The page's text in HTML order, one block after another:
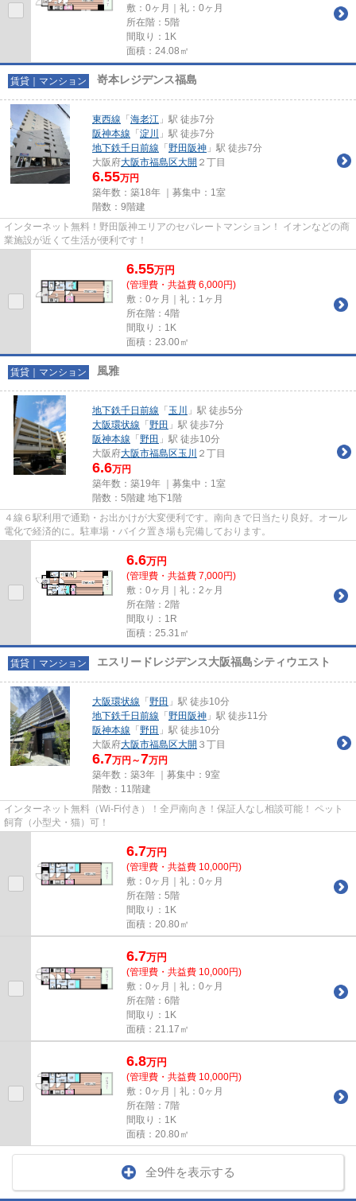
敷：0ヶ月｜礼：0ヶ月
所在階：5階
間取り：1K
面積：24.08㎡
賃貸｜マンション 嵜本レジデンス福島
東西線 「 海老江 」駅 徒歩7分
阪神本線 「 淀川
」駅 徒歩7分
地下鉄千日前線 「 野田阪神 」駅 徒歩7分
大阪府大阪市福島区大開 ２丁目
6.55万円
築年数：築18年 ｜募集中： 1室
階数：9階建
インターネット無料！野田阪神エリアのセパレートマンション！ イオンなどの商
業施設が近くて生活が便利です！
6.55万円
(管理費・共益費 6,000円)
敷：0ヶ月｜礼：1ヶ月
所在階：4階
間取り：1K
面積：23.00㎡
賃貸｜マンション 風雅
地下鉄千日前線 「 玉川
」駅 徒歩5分
大阪環状線 「 野田 」駅 徒歩7分
阪神本線 「 野田 」駅 徒歩10分
大阪府大阪市福島区玉川 ２丁目
6.6万円
築年数：築19年 ｜募集中： 1室
階数：5階建 地下1階
４線６駅利用で通勤・お出かけが大変便利です。南向きで日当たり良好。オール
電化で経済的に。駐車場・バイク置き場も完備しております。
6.6万円
(管理費・共益費 7,000円)
敷：0ヶ月｜礼：2ヶ月
所在階：2階
間取り：1R
面積：25.31㎡
賃貸｜マンション エスリードレジデンス大阪福島シティウエスト
大阪環状線 「 野田 」駅 徒歩10分
地下鉄千日前線 「 野田阪神 」駅 徒歩11分
阪神本線 「 野田 」駅 徒歩10分
大阪府大阪市福島区大開 ３丁目
6.7万円～7万円
築年数：築3年 ｜募集中： 9室
階数：11階建
インターネット無料（Wi-Fi付き）！全戸南向き！保証人なし相談可能！ ペット
飼育（小型犬・猫）可！
6.7万円
(管理費・共益費 10,000円)
敷：0ヶ月｜礼：0ヶ月
所在階：5階
間取り：1K
面積：20.80㎡
6.7万円
(管理費・共益費 10,000円)
敷：0ヶ月｜礼：0ヶ月
所在階：6階
間取り：1K
面積：21.17㎡
6.8万円
(管理費・共益費 10,000円)
敷：0ヶ月｜礼：0ヶ月
所在階：7階
間取り：1K
面積：20.80㎡
全9件を表示する